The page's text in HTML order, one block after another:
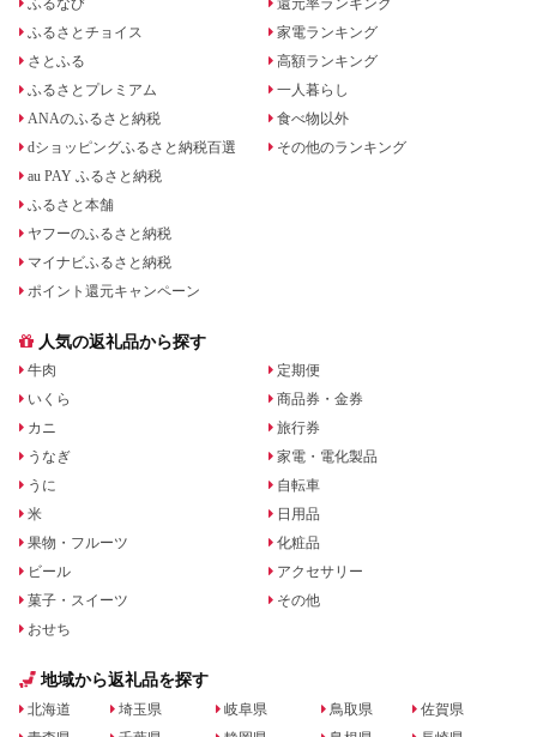
ふるなび
ふるさとチョイス
さとふる
ふるさとプレミアム
ANAのふるさと納税
dショッピングふるさと納税百選
au PAY ふるさと納税
ふるさと本舗
ヤフーのふるさと納税
マイナビふるさと納税
ポイント還元キャンペーン
還元率ランキング
家電ランキング
高額ランキング
一人暮らし
食べ物以外
その他のランキング
人気の返礼品から探す
牛肉
いくら
カニ
うなぎ
うに
米
果物・フルーツ
ビール
菓子・スイーツ
おせち
定期便
商品券・金券
旅行券
家電・電化製品
自転車
日用品
化粧品
アクセサリー
その他
地域から返礼品を探す
北海道
埼玉県
岐阜県
鳥取県
佐賀県